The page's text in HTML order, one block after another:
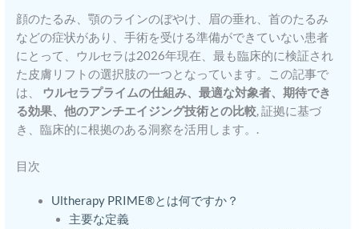
顔のたるみ、顎のラインのぼやけ、眉の垂れ、首のたるみ
などの症状があり、手術を受ける準備ができていない患者
にとって、ウルセラは2026年現在、最も臨床的に検証され
た皮膚リフトの選択肢の一つとなっています。この記事で
は、 ウルセラプライムの仕組み、最適な対象者、期待でき
る効果、他のアンチエイジング技術との比較, 証拠に基づ
き、臨床的に根拠のある洞察を活用します。.
目次
Ultherapy PRIME®とは何ですか？
主要な定義